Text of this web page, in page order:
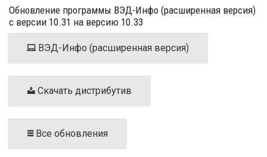
Продукты
Поддержка
Контакты
Обновление программы ВЭД-Инфо (расширенная версия)
с версии 10.31 на версию 10.33
ВЭД-Инфо (расширенная версия)
Скачать дистрибутив
Все обновления